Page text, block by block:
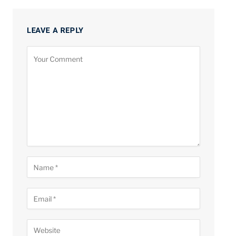
LEAVE A REPLY